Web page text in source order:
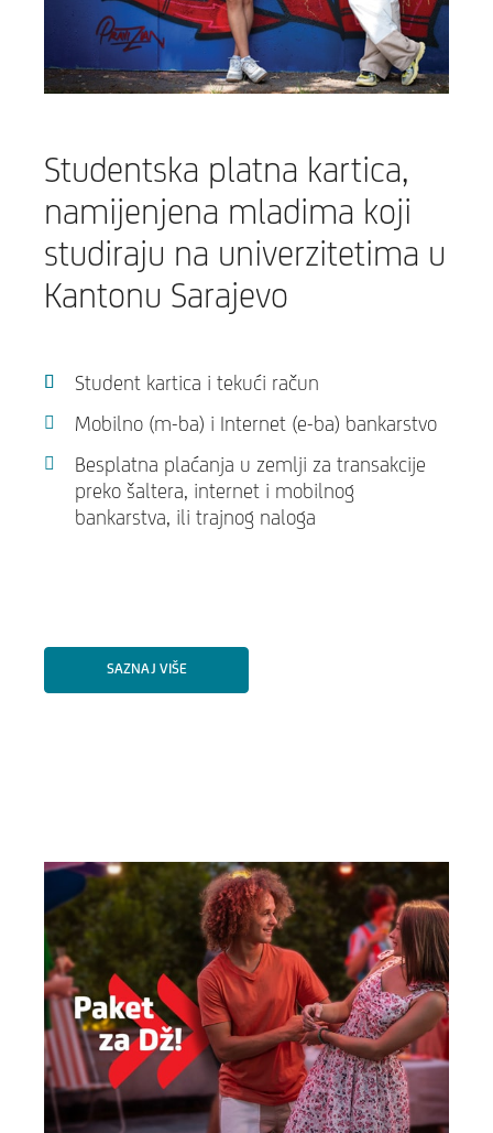
Studentska platna kartica,
namijenjena mladima koji
studiraju na univerzitetima u
Kantonu Sarajevo
Student kartica i tekući račun
Mobilno (m-ba) i Internet (e-ba) bankarstvo
Besplatna plaćanja u zemlji za transakcije
preko šaltera, internet i mobilnog
bankarstva, ili trajnog naloga
SAZNAJ VIŠE